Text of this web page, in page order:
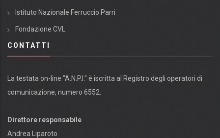
Istituto Nazionale Ferruccio Parri
Fondazione CVL
CONTATTI
La testata on-line "A.N.P.I." è iscritta al Registro degli operatori di
comunicazione, numero 6552.
Direttore responsabile
Andrea Liparoto